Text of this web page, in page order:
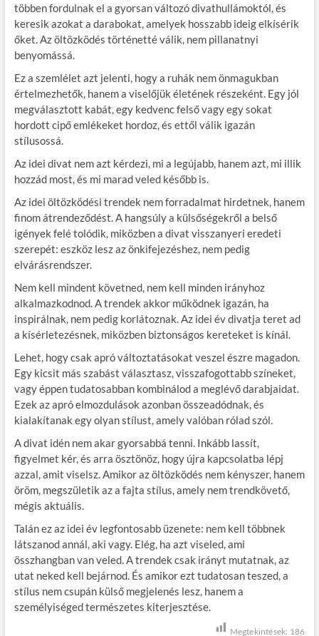
többen fordulnak el a gyorsan változó divathullámoktól, és
keresik azokat a darabokat, amelyek hosszabb ideig elkísérik
őket. Az öltözködés történetté válik, nem pillanatnyi
benyomássá.
Ez a szemlélet azt jelenti, hogy a ruhák nem önmagukban
értelmezhetők, hanem a viselőjük életének részeként. Egy jól
megválasztott kabát, egy kedvenc felső vagy egy sokat
hordott cipő emlékeket hordoz, és ettől válik igazán
stílusossá.
Az idei divat nem azt kérdezi, mi a legújabb, hanem azt, mi illik
hozzád most, és mi marad veled később is.
Az idei öltözködési trendek nem forradalmat hirdetnek, hanem
finom átrendeződést. A hangsúly a külsőségekről a belső
igények felé tolódik, miközben a divat visszanyeri eredeti
szerepét: eszköz lesz az önkifejezéshez, nem pedig
elvárásrendszer.
Nem kell mindent követned, nem kell minden irányhoz
alkalmazkodnod. A trendek akkor működnek igazán, ha
inspirálnak, nem pedig korlátoznak. Az idei év divatja teret ad
a kísérletezésnek, miközben biztonságos kereteket is kínál.
Lehet, hogy csak apró változtatásokat veszel észre magadon.
Egy kicsit más szabást választasz, visszafogottabb színeket,
vagy éppen tudatosabban kombinálod a meglévő darabjaidat.
Ezek az apró elmozdulások azonban összeadódnak, és
kialakítanak egy olyan stílust, amely valóban rólad szól.
A divat idén nem akar gyorsabbá tenni. Inkább lassít,
figyelmet kér, és arra ösztönöz, hogy újra kapcsolatba lépj
azzal, amit viselsz. Amikor az öltözködés nem kényszer, hanem
öröm, megszületik az a fajta stílus, amely nem trendkövető,
mégis aktuális.
Talán ez az idei év legfontosabb üzenete: nem kell többnek
látszanod annál, aki vagy. Elég, ha azt viseled, ami
összhangban van veled. A trendek csak irányt mutatnak, az
utat neked kell bejárnod. És amikor ezt tudatosan teszed, a
stílus nem csupán külső megjelenés lesz, hanem a
személyiséged természetes kiterjesztése.
Megtekintések: 186